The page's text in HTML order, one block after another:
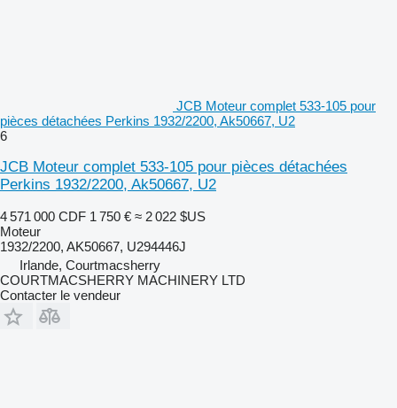
JCB Moteur complet 533-105 pour
pièces détachées Perkins 1932/2200, Ak50667, U2
6
JCB Moteur complet 533-105 pour pièces détachées
Perkins 1932/2200, Ak50667, U2
4 571 000 CDF 1 750 € ≈ 2 022 $US
Moteur
1932/2200, AK50667, U294446J
Irlande, Courtmacsherry
COURTMACSHERRY MACHINERY LTD
Contacter le vendeur